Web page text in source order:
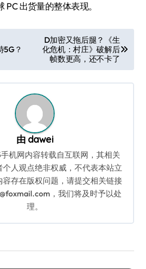
PC 出货量的整体表现。
5G？
D加密又拖后腿？《生
化危机：村庄》破解后
帧数更高，还不卡了
由 dawei
手机网内容转载自互联网，其相关
人观点绝非权威，不代表本站立
容存在版权问题，请提交相关链接
，我们将及时予以处
理。